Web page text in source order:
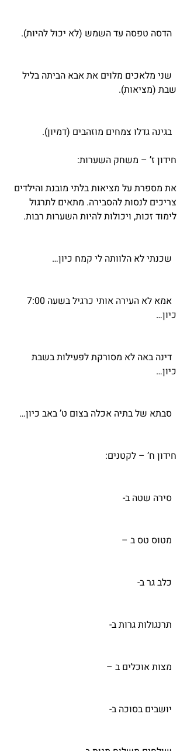
  שני מלאכים מלוים את אבא הביתה בליל
שבת (מציאות).
חידון ז’ – משחק השערות:
את מספרת על מציאות בלתי מובנת והילדים
צריכים לנסות להסבירה. מתאים לתרגול
לימוד זכות, ויכולות להיות השערות רבות.
כיון…
  דינה באה לא מסורקת לפעילות בשבת
כיון…
חידון ח’ – לקטנים: